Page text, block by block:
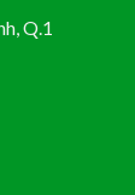
, Q.1